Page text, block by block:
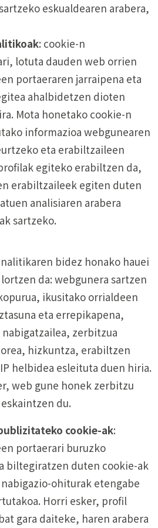
eskualdearen arabera,
: cookie-n
lotuta dauden web orrien
portaeraren jarraipena eta
ahalbidetzen dioten
Mota honetako cookie-n
informazioa webgunearen
eta erabiltzaileen
egiteko erabiltzen da,
erabiltzaileek egiten duten
analisiaren arabera
sartzeko.
bidez honako hauei
da: webgunera sartzen
ikusitako orrialdeen
eta errepikapena,
zerbitzua
hizkuntza, erabiltzen
helbidea esleituta duen hiria.
web gune honek zerbitzu
du.
cookie-ak:
portaerari buruzko
biltegiratzen duten cookie-ak
ohiturak etengabe
Horri esker, profil
gara daiteke, haren arabera